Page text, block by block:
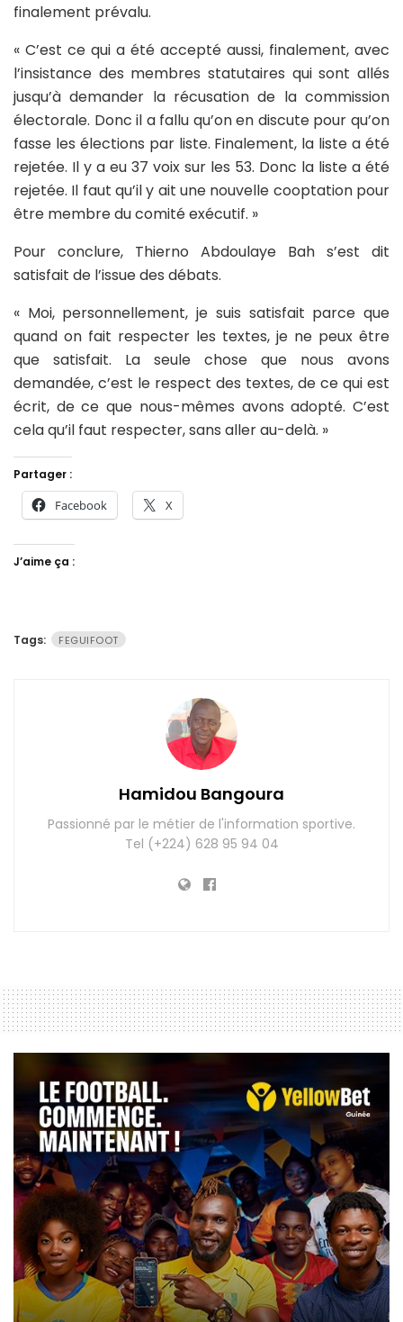
finalement prévalu.
« C’est ce qui a été accepté aussi, finalement, avec
l’insistance des membres statutaires qui sont allés
jusqu’à demander la récusation de la commission
électorale. Donc il a fallu qu’on en discute pour qu’on
fasse les élections par liste. Finalement, la liste a été
rejetée. Il y a eu 37 voix sur les 53. Donc la liste a été
rejetée. Il faut qu’il y ait une nouvelle cooptation pour
être membre du comité exécutif. »
Pour conclure, Thierno Abdoulaye Bah s’est dit
satisfait de l’issue des débats.
« Moi, personnellement, je suis satisfait parce que
quand on fait respecter les textes, je ne peux être
que satisfait. La seule chose que nous avons
demandée, c’est le respect des textes, de ce qui est
écrit, de ce que nous-mêmes avons adopté. C’est
cela qu’il faut respecter, sans aller au-delà. »
Partager :
Facebook X
J’aime ça :
Tags: FEGUIFOOT
Hamidou Bangoura
Passionné par le métier de l'information sportive.
Tel (+224) 628 95 94 04